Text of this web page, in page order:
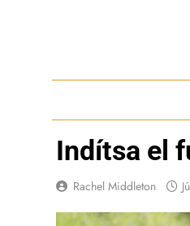
Indítsa el
Rachel Middleton